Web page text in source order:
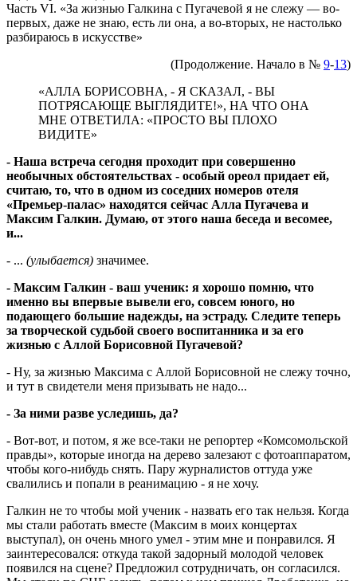
Часть VI. «За жизнью Галкина с Пугачевой я не слежу — во-
первых, даже не знаю, есть ли она, а во-вторых, не настолько
разбираюсь в искусстве»
(Продолжение. Начало в № 9-13)
«АЛЛА БОРИСОВНА, - Я СКАЗАЛ, - ВЫ
ПОТРЯСАЮЩЕ ВЫГЛЯДИТЕ!», НА ЧТО ОНА
МНЕ ОТВЕТИЛА: «ПРОСТО ВЫ ПЛОХО
ВИДИТЕ»
- Наша встреча сегодня проходит при совершенно
необычных обстоятельствах - особый ореол придает ей,
считаю, то, что в одном из соседних номеров отеля
«Премьер-палас» находятся сейчас Алла Пугачева и
Максим Галкин. Думаю, от этого наша беседа и весомее,
и...
- ... (улыбается) значимее.
- Максим Галкин - ваш ученик: я хорошо помню, что
именно вы впервые вывели его, совсем юного, но
подающего большие надежды, на эстраду. Следите теперь
за творческой судьбой своего воспитанника и за его
жизнью с Аллой Борисовной Пугачевой?
- Ну, за жизнью Максима с Аллой Борисовной не слежу точно,
и тут в свидетели меня призывать не надо...
- За ними разве уследишь, да?
- Вот-вот, и потом, я же все-таки не репортер «Комсомольской
правды», которые иногда на дерево залезают с фотоаппаратом,
чтобы кого-нибудь снять. Пару журналистов оттуда уже
свалились и попали в реанимацию - я не хочу.
Галкин не то чтобы мой ученик - назвать его так нельзя. Когда
мы стали работать вместе (Максим в моих концертах
выступал), он очень много умел - этим мне и понравился. Я
заинтересовался: откуда такой задорный молодой человек
появился на сцене? Предложил сотрудничать, он согласился.